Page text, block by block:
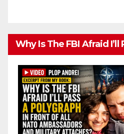
Why Is The FBI Afraid I’ll